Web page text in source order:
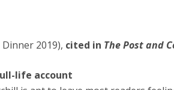
2019), cited in The Post and
life account